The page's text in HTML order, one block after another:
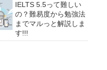
IELTS 5.5って難しい
の？難易度から勉強法
までマルっと解説しま
す!!!